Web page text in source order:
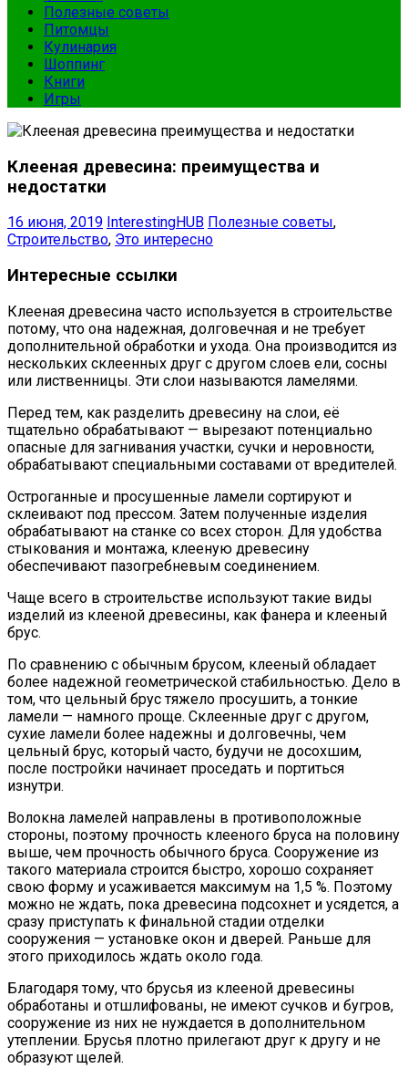
Полезные советы
Питомцы
Кулинария
Шоппинг
Книги
Игры
Клееная древесина: преимущества и
недостатки
16 июня, 2019 InterestingHUB Полезные советы,
Строительство, Это интересно
Интересные ссылки
Клееная древесина часто используется в строительстве
потому, что она надежная, долговечная и не требует
дополнительной обработки и ухода. Она производится из
нескольких склеенных друг с другом слоев ели, сосны
или лиственницы. Эти слои называются ламелями.
Перед тем, как разделить древесину на слои, её
тщательно обрабатывают — вырезают потенциально
опасные для загнивания участки, сучки и неровности,
обрабатывают специальными составами от вредителей.
Остроганные и просушенные ламели сортируют и
склеивают под прессом. Затем полученные изделия
обрабатывают на станке со всех сторон. Для удобства
стыкования и монтажа, клееную древесину
обеспечивают пазогребневым соединением.
Чаще всего в строительстве используют такие виды
изделий из клееной древесины, как фанера и клееный
брус.
По сравнению с обычным брусом, клееный обладает
более надежной геометрической стабильностью. Дело в
том, что цельный брус тяжело просушить, а тонкие
ламели — намного проще. Склеенные друг с другом,
сухие ламели более надежны и долговечны, чем
цельный брус, который часто, будучи не досохшим,
после постройки начинает проседать и портиться
изнутри.
Волокна ламелей направлены в противоположные
стороны, поэтому прочность клееного бруса на половину
выше, чем прочность обычного бруса. Сооружение из
такого материала строится быстро, хорошо сохраняет
свою форму и усаживается максимум на 1,5 %. Поэтому
можно не ждать, пока древесина подсохнет и усядется, а
сразу приступать к финальной стадии отделки
сооружения — установке окон и дверей. Раньше для
этого приходилось ждать около года.
Благодаря тому, что брусья из клееной древесины
обработаны и отшлифованы, не имеют сучков и бугров,
сооружение из них не нуждается в дополнительном
утеплении. Брусья плотно прилегают друг к другу и не
образуют щелей.